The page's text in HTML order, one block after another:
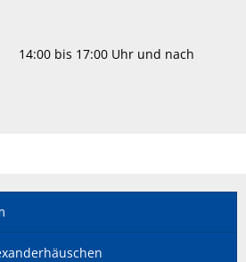
bis 17:00 Uhr und nach